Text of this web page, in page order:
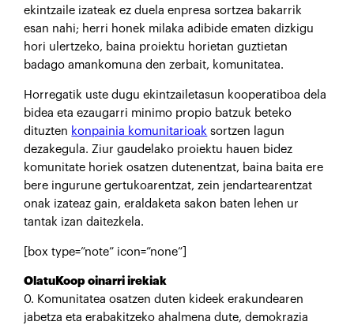
ekintzaile izateak ez duela enpresa sortzea bakarrik
esan nahi; herri honek milaka adibide ematen dizkigu
hori ulertzeko, baina proiektu horietan guztietan
badago amankomuna den zerbait, komunitatea.
Horregatik uste dugu ekintzailetasun kooperatiboa dela
bidea eta ezaugarri minimo propio batzuk beteko
dituzten konpainia komunitarioak sortzen lagun
dezakegula. Ziur gaudelako proiektu hauen bidez
komunitate horiek osatzen dutenentzat, baina baita ere
bere ingurune gertukoarentzat, zein jendartearentzat
onak izateaz gain, eraldaketa sakon baten lehen ur
tantak izan daitezkela.
[box type=”note” icon=”none”]
OlatuKoop oinarri irekiak
0. Komunitatea osatzen duten kideek erakundearen
jabetza eta erabakitzeko ahalmena dute, demokrazia